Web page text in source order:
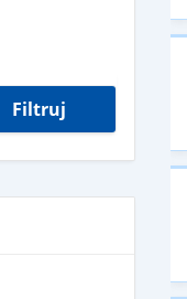
Filtruj